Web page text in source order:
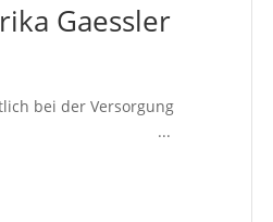
Gaessler
bei der Versorgung